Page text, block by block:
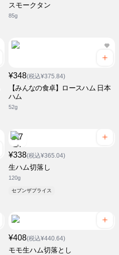
スモークタン
85g
¥348(税込¥375.84)
【みんなの食卓】ロースハム 日本
ハム
52g
¥338(税込¥365.04)
生ハム切落し
120g
セブンザプライス
¥408(税込¥440.64)
モモ生ハム切落とし